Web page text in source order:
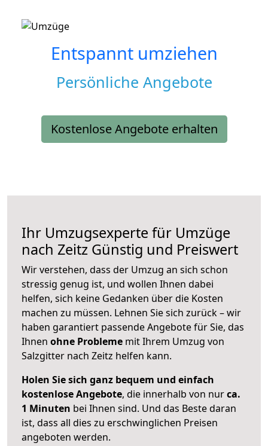
Entspannt umziehen
Persönliche Angebote
Kostenlose Angebote erhalten
Ihr Umzugsexperte für Umzüge
nach Zeitz Günstig und Preiswert
Wir verstehen, dass der Umzug an sich schon
stressig genug ist, und wollen Ihnen dabei
helfen, sich keine Gedanken über die Kosten
machen zu müssen. Lehnen Sie sich zurück – wir
haben garantiert passende Angebote für Sie, das
Ihnen ohne Probleme mit Ihrem Umzug von
Salzgitter nach Zeitz helfen kann.
Holen Sie sich ganz bequem und einfach
kostenlose Angebote, die innerhalb von nurca.
1 Minuten bei Ihnen sind. Und das Beste daran
ist, dass all dies zu erschwinglichen Preisen
angeboten werden.